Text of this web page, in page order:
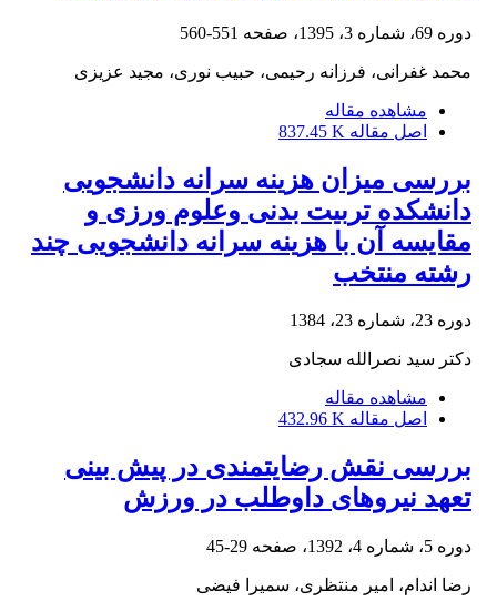
دوره 69، شماره 3، 1395، صفحه 551-560
محمد غفرانی، فرزانه رحیمی، حبیب نوری، مجید عزیزی
مشاهده مقاله
اصل مقاله 837.45 K
بررسی میزان هزینه سرانه دانشجویی
دانشکده تربیت بدنی وعلوم ورزی و
مقایسه آن با هزینه سرانه دانشجویی چند
رشته منتخب
دوره 23، شماره 23، 1384
دکتر سید نصرالله سجادی
مشاهده مقاله
اصل مقاله 432.96 K
بررسی نقش رضایتمندی در پیش بینی
تعهد نیروهای داوطلب در ورزش
دوره 5، شماره 4، 1392، صفحه 29-45
رضا اندام، امیر منتظری، سمیرا فیضی